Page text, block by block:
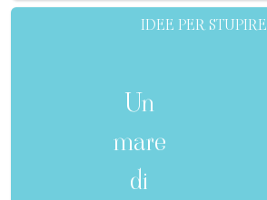
IDEE PER STUPIRE
Un
mare
di